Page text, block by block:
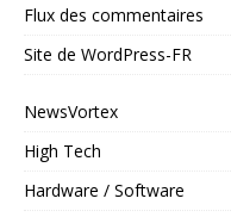
Flux des commentaires
Site de WordPress-FR
NewsVortex
High Tech
Hardware / Software